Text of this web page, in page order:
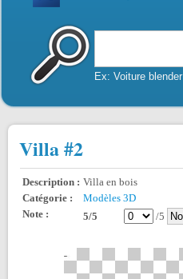
Ex: Voiture blender
Villa #2
Description : Villa en bois
Catégorie :
Modèles 3D
Note :
5/5 /5